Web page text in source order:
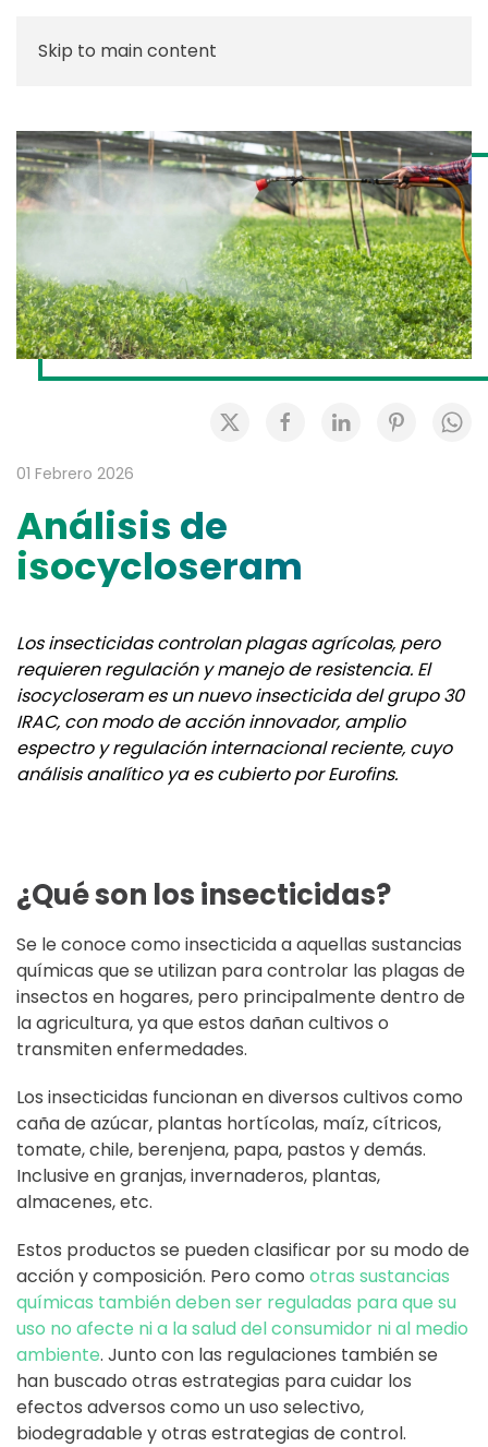
Skip to main content
01 Febrero 2026
Análisis de
isocycloseram
Los insecticidas controlan plagas agrícolas, pero
requieren regulación y manejo de resistencia. El
isocycloseram es un nuevo insecticida del grupo 30
IRAC, con modo de acción innovador, amplio
espectro y regulación internacional reciente, cuyo
análisis analítico ya es cubierto por Eurofins.
¿Qué son los insecticidas?
Se le conoce como insecticida a aquellas sustancias
químicas que se utilizan para controlar las plagas de
insectos en hogares, pero principalmente dentro de
la agricultura, ya que estos dañan cultivos o
transmiten enfermedades.
Los insecticidas funcionan en diversos cultivos como
caña de azúcar, plantas hortícolas, maíz, cítricos,
tomate, chile, berenjena, papa, pastos y demás.
Inclusive en granjas, invernaderos, plantas,
almacenes, etc.
Estos productos se pueden clasificar por su modo de
acción y composición. Pero como otras sustancias
químicas también deben ser reguladas para que su
uso no afecte ni a la salud del consumidor ni al medio
ambiente. Junto con las regulaciones también se
han buscado otras estrategias para cuidar los
efectos adversos como un uso selectivo,
biodegradable y otras estrategias de control.